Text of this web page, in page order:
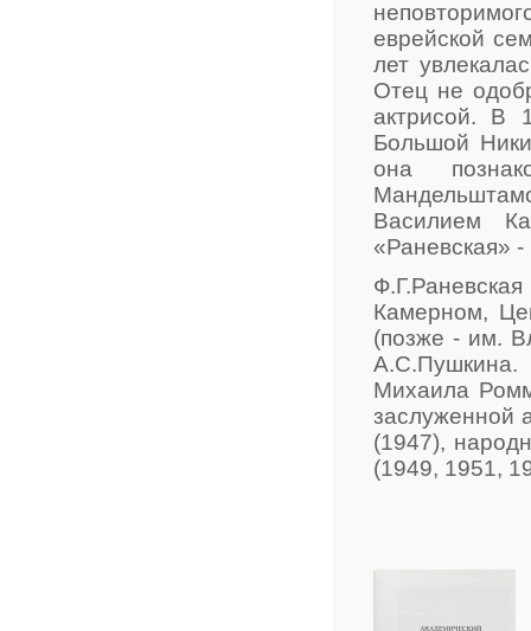
еврейской
лет
Отец не
актрисой. В
Большой
она
Василием
«Раневская»
Камерном,
(позже - им.
Михаила
заслуженной
(1947),
(1949, 1951,